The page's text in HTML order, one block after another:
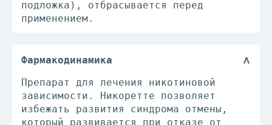
подложка), отбрасывается перед
применением.
Фармакодинамика
Препарат для лечения никотиновой
зависимости. Никоретте позволяет
избежать развития синдрома отмены,
который развивается при отказе от